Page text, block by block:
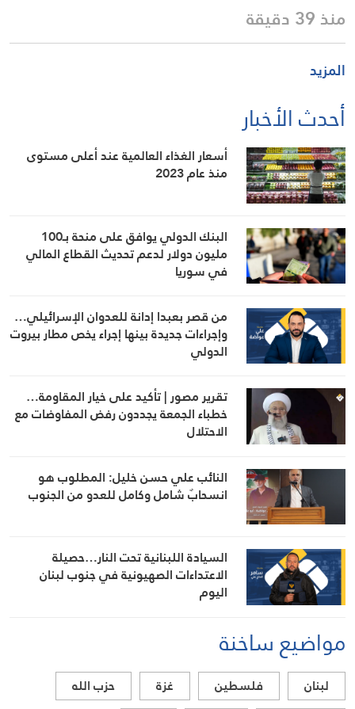
منذ 39 دقيقة
المزيد
أحدث الأخبار
أسعار الغذاء العالمية عند أعلى مستوى
منذ عام 2023
البنك الدولي يوافق على منحة بـ100
مليون دولار لدعم تحديث القطاع المالي
في سوريا
من قصر بعبدا إدانة للعدوان الإسرائيلي…
وإجراءات جديدة بينها إجراء يخص مطار بيروت
الدولي
تقرير مصور | تأكيد على خيار المقاومة…
خطباء الجمعة يجددون رفض المفاوضات مع
الاحتلال
النائب علي حسن خليل: المطلوب هو
انسحابٌ شامل وكامل للعدو من الجنوب
السيادة اللبنانية تحت النار…حصيلة
الاعتداءات الصهيونية في جنوب لبنان
اليوم
مواضيع ساخنة
لبنان فلسطين غزة
حزب الله